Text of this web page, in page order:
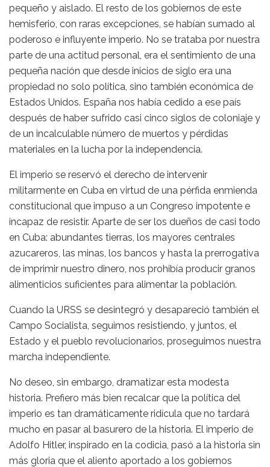
pequeño y aislado. El resto de los gobiernos de este
hemisferio, con raras excepciones, se habían sumado al
poderoso e influyente imperio. No se trataba por nuestra
parte de una actitud personal, era el sentimiento de una
pequeña nación que desde inicios de siglo era una
propiedad no solo política, sino también económica de
Estados Unidos. España nos había cedido a ese país
después de haber sufrido casi cinco siglos de coloniaje y
de un incalculable número de muertos y pérdidas
materiales en la lucha por la independencia.
El imperio se reservó el derecho de intervenir
militarmente en Cuba en virtud de una pérfida enmienda
constitucional que impuso a un Congreso impotente e
incapaz de resistir. Aparte de ser los dueños de casi todo
en Cuba: abundantes tierras, los mayores centrales
azucareros, las minas, los bancos y hasta la prerrogativa
de imprimir nuestro dinero, nos prohibía producir granos
alimenticios suficientes para alimentar la población.
Cuando la URSS se desintegró y desapareció también el
Campo Socialista, seguimos resistiendo, y juntos, el
Estado y el pueblo revolucionarios, proseguimos nuestra
marcha independiente.
No deseo, sin embargo, dramatizar esta modesta
historia. Prefiero más bien recalcar que la política del
imperio es tan dramáticamente ridícula que no tardará
mucho en pasar al basurero de la historia. El imperio de
Adolfo Hitler, inspirado en la codicia, pasó a la historia sin
más gloria que el aliento aportado a los gobiernos